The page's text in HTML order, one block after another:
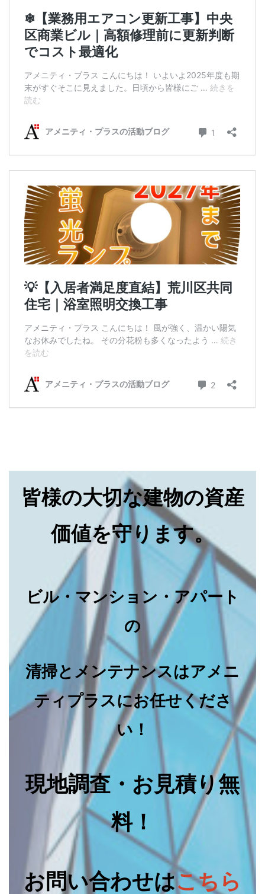
皆様の大切な建物の資産
価値を守ります。
ビル・マンション・アパート
の
清掃とメンテナンスはアメニ
ティプラスにお任せくださ
い！
現地調査・お見積り無
料！
お問い合わせはこちら